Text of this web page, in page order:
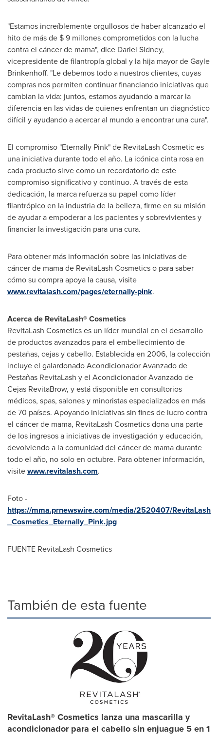
"Estamos increíblemente orgullosos de haber alcanzado el
hito de más de $ 9 millones comprometidos con la lucha
contra el cáncer de mama", dice Dariel Sidney,
vicepresidente de filantropía global y la hija mayor deGayle
Brinkenhoff. "Le debemos todo a nuestros clientes, cuyas
compras nos permiten continuar financiando iniciativas que
cambian la vida: juntos, estamos ayudando a marcar la
diferencia en las vidas de quienes enfrentan un diagnóstico
difícil y ayudando a acercar al mundo a encontrar una cura".
El compromiso "Eternally Pink" de RevitaLash Cosmetic es
una iniciativa durante todo el año. La icónica cinta rosa en
cada producto sirve como un recordatorio de este
compromiso significativo y continuo. A través de esta
dedicación, la marca refuerza su papel como líder
filantrópico en la industria de la belleza, firme en su misión
de ayudar a empoderar a los pacientes y sobrevivientes y
financiar la investigación para una cura.
Para obtener más información sobre las iniciativas de
cáncer de mama de RevitaLash Cosmetics o para saber
cómo su compra apoya la causa, visite
www.revitalash.com/pages/eternally-pink.
Acerca de RevitaLash® Cosmetics
RevitaLash Cosmetics es un líder mundial en el desarrollo
de productos avanzados para el embellecimiento de
pestañas, cejas y cabello. Establecida en 2006, la colección
incluye el galardonado Acondicionador Avanzado de
Pestañas RevitaLash y el Acondicionador Avanzado de
Cejas RevitaBrow, y está disponible en consultorios
médicos, spas, salones y minoristas especializados en más
de 70 países. Apoyando iniciativas sin fines de lucro contra
el cáncer de mama, RevitaLash Cosmetics dona una parte
de los ingresos a iniciativas de investigación y educación,
devolviendo a la comunidad del cáncer de mama durante
todo el año, no solo en octubre. Para obtener información,
visitewww.revitalash.com.
Foto -
https://mma.prnewswire.com/media/2520407/RevitaLash
_Cosmetics_Eternally_Pink.jpg
FUENTE RevitaLash Cosmetics
También de esta fuente
RevitaLash® Cosmetics lanza una mascarilla y
acondicionador para el cabello sin enjuague 5 en 1